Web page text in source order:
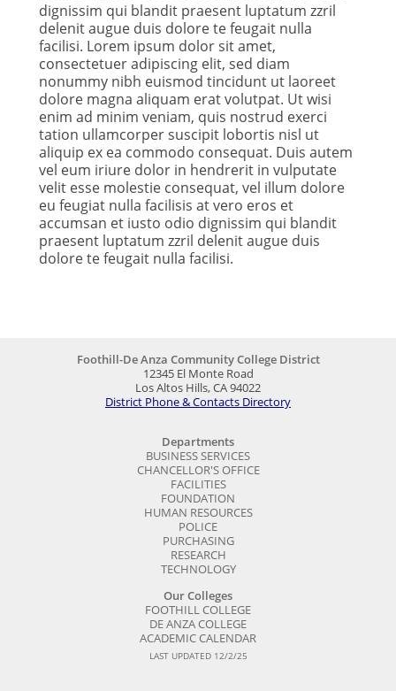
dignissim qui blandit praesent luptatum zzril
delenit augue duis dolore te feugait nulla
facilisi. Lorem ipsum dolor sit amet,
consectetuer adipiscing elit, sed diam
nonummy nibh euismod tincidunt ut laoreet
dolore magna aliquam erat volutpat. Ut wisi
enim ad minim veniam, quis nostrud exerci
tation ullamcorper suscipit lobortis nisl ut
aliquip ex ea commodo consequat. Duis autem
vel eum iriure dolor in hendrerit in vulputate
velit esse molestie consequat, vel illum dolore
eu feugiat nulla facilisis at vero eros et
accumsan et iusto odio dignissim qui blandit
praesent luptatum zzril delenit augue duis
dolore te feugait nulla facilisi.
Foothill-De Anza Community College District
12345 El Monte Road
Los Altos Hills, CA 94022
District Phone & Contacts Directory
Departments
BUSINESS SERVICES
CHANCELLOR'S OFFICE
FACILITIES
FOUNDATION
HUMAN RESOURCES
POLICE
PURCHASING
RESEARCH
TECHNOLOGY
Our Colleges
FOOTHILL COLLEGE
DE ANZA COLLEGE
ACADEMIC CALENDAR
LAST UPDATED 12/2/25